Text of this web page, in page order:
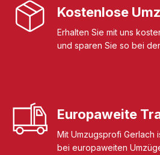
Kostenlose
Erhalten Sie mit uns
und sparen Sie so bei
Europaweite
Mit Umzugsprofi Gerlach
bei europaweiten